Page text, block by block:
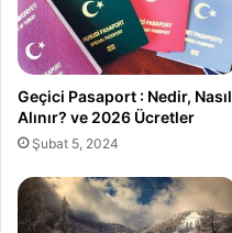
Geçici Pasaport : Nedir, Nasıl
Alınır? ve 2026 Ücretler
Şubat 5, 2024